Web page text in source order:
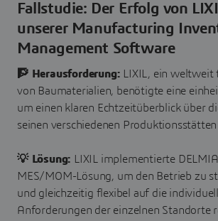
Fallstudie: Der Erfolg von
unserer Manufacturing
Management Software
🧗 Herausforderung:
LIXIL, ein
von Baumaterialien, benötigte eine
um einen klaren Echtzeitüberblick über
seinen verschiedenen Produktionsstätten
💡 Lösung:
LIXIL implementierte
MES/MOM-Lösung, um den Betrieb zu
und gleichzeitig flexibel auf die
Anforderungen der einzelnen Standorte